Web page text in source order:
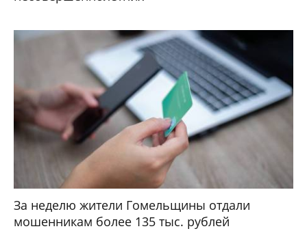
За неделю жители Гомельщины отдали
мошенникам более 135 тыс. рублей